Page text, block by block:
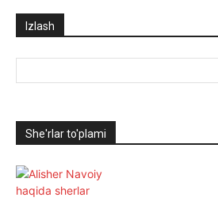
Izlash
She'rlar to'plami